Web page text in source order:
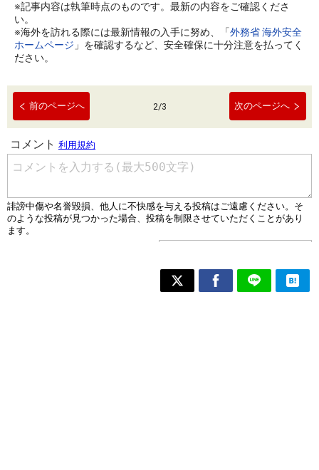
※記事内容は執筆時点のものです。最新の内容をご確認くださ
い。
※海外を訪れる際には最新情報の入手に努め、「外務省 海外安全
ホームページ 」を確認するなど、安全確保に十分注意を払ってく
ださい。
前のページへ 2/3 次のページへ